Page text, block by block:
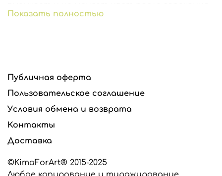
Показать полностью
Публичная оферта
Пользовательское соглашение
Условия обмена и возврата
Контакты
Доставка
©KimaForArt® 2015-2025